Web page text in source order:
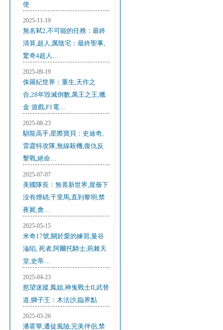
使
2025-11-19
無名弒2,不可能的任務：最終
清算,超人,厲陰宅：最終聖事,
驚奇4超人…
2025-09-19
侏羅紀世界：重生,天作之
合,28年毀滅倒數,萬王之王,獵
金·遊戲,F1電…
2025-08-23
馴龍高手,星際寶貝：史迪奇,
雷霆特攻隊,無線殺機,復仇反
擊戰,絕命…
2025-07-07
美國隊長：無畏新世界,屋簷下
沒有煙硝,千里馬,直到黎明,禁
夜屍,會…
2025-05-15
米奇17號,關於愛的練習,曼谷
淪陷, 死者,阿爾托騎士,荊棘天
堂,史蒂…
2025-04-23
慾望迷蹤,鳳姐,神鬼戰士II,武替
道,獅子王：木法沙,臨界點
2025-03-26
潘霍華,遷徒風險,完美伴侶,禁